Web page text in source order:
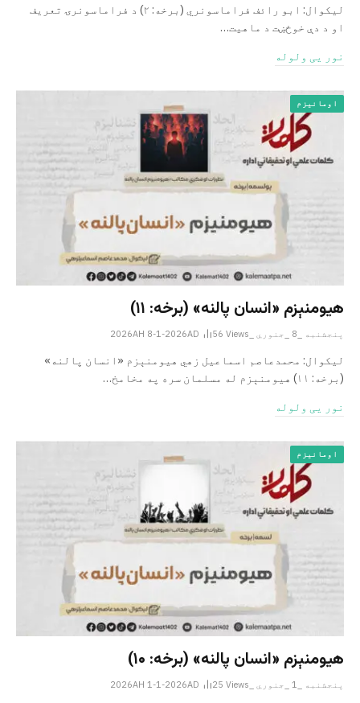
لیکوال: ابو ‌رائف فراماسونري (برخه: ۲) د فراماسونرۍ تعریف
او د دې خوځښت د ماهیت…
نور یی ولوله
اومانیزم
هیومنېزم «انسان پالنه» (برخه: ۱۱)
پنجشنبه _8 _جنوري _2026AH 8-1-2026AD 56 Views
لیکوال: محمدعاصم اسماعیل ­زهي هیومنېزم «انسان پالنه»
(برخه: ۱۱) هیومنېزم له مسلمان سره په مخامخ…
نور یی ولوله
اومانیزم
هیومنېزم «انسان ‌پالنه» (برخه: ۱۰)
پنجشنبه _1 _جنوري _2026AH 1-1-2026AD 25 Views